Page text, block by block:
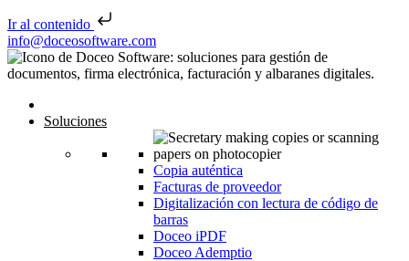
Ir al contenido
Saltar al contenido
info@doceosoftware.com
Soluciones
Copia auténtica
Facturas de proveedor
Digitalización con lectura de código de
barras
Doceo iPDF
Doceo Ademptio